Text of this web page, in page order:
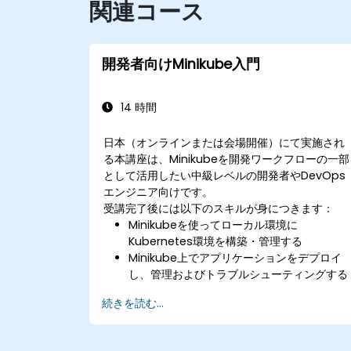
関連コース
開発者向けMinikube入門
14 時間
日本（オンラインまたは会場開催）にて実施され
る本講座は、Minikubeを開発ワークフローの一部
として活用したい中級レベルの開発者やDevOps
エンジニア向けです。
受講完了後には以下のスキルが身につきます：
Minikubeを使ってローカル環境に
Kubernetes環境を構築・管理する
Minikube上でアプリケーションをデプロイ
し、管理およびトラブルシューティングする
CI/CDパイプラインへMinikubeを統合する
法を理解する
続きを読む...